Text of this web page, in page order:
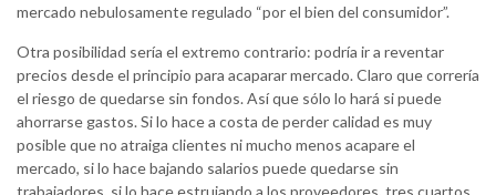
mercado nebulosamente regulado “por el bien del consumidor”.
Otra posibilidad sería el extremo contrario: podría ir a reventar
precios desde el principio para acaparar mercado. Claro que correría
el riesgo de quedarse sin fondos. Así que sólo lo hará si puede
ahorrarse gastos. Si lo hace a costa de perder calidad es muy
posible que no atraiga clientes ni mucho menos acapare el
mercado, si lo hace bajando salarios puede quedarse sin